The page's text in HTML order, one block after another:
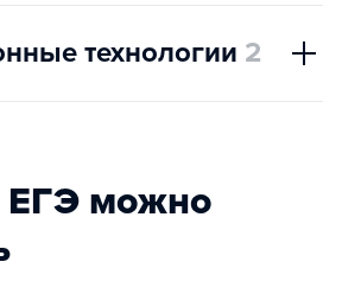
технологии 2
ЕГЭ можно